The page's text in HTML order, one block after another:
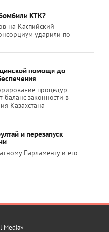
КТК?
на Каспийский
ударили по
помощи до
процедур
баланс законности в
Казахстана
и перезапуск
Парламенту и его
Media»